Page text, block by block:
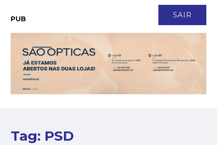
SAIR
PUB
Tag: PSD